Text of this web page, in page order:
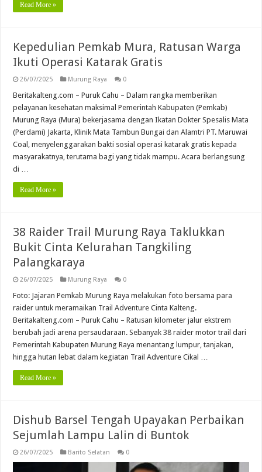
Read More »
Kepedulian Pemkab Mura, Ratusan Warga
Ikuti Operasi Katarak Gratis
26/07/2025 Murung Raya 0
Beritakalteng.com – Puruk Cahu – Dalam rangka memberikan
pelayanan kesehatan maksimal Pemerintah Kabupaten (Pemkab)
Murung Raya (Mura) bekerjasama dengan Ikatan Dokter Spesalis Mata
(Perdami) Jakarta, Klinik Mata Tambun Bungai dan Alamtri PT. Maruwai
Coal, menyelenggarakan bakti sosial operasi katarak gratis kepada
masyarakatnya, terutama bagi yang tidak mampu. Acara berlangsung
di …
Read More »
38 Raider Trail Murung Raya Taklukkan
Bukit Cinta Kelurahan Tangkiling
Palangkaraya
26/07/2025 Murung Raya 0
Foto: Jajaran Pemkab Murung Raya melakukan foto bersama para
raider untuk meramaikan Trail Adventure Cinta Kalteng.
Beritakalteng.com – Puruk Cahu – Ratusan kilometer jalur ekstrem
berubah jadi arena persaudaraan. Sebanyak 38 raider motor trail dari
Pemerintah Kabupaten Murung Raya menantang lumpur, tanjakan,
hingga hutan lebat dalam kegiatan Trail Adventure Cikal …
Read More »
Dishub Barsel Tengah Upayakan Perbaikan
Sejumlah Lampu Lalin di Buntok
26/07/2025 Barito Selatan 0